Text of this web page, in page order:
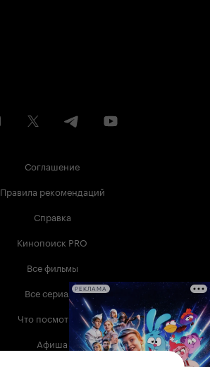
Соглашение
Правила рекомендаций
Справка
Кинопоиск PRO
Все фильмы
Все сериалы
Что посмотреть
Афиша
РЕКЛАМА